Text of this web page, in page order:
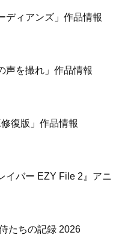
ディアンズ」作品情報
声を撮れ」作品情報
復版」作品情報
イバー EZY File 2』アニ
たちの記録 2026